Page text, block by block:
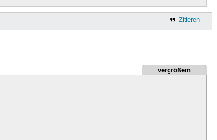
Zitieren
vergrößern